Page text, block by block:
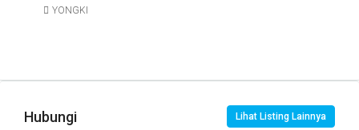
YONGKI
Hubungi Lihat Listing Lainnya